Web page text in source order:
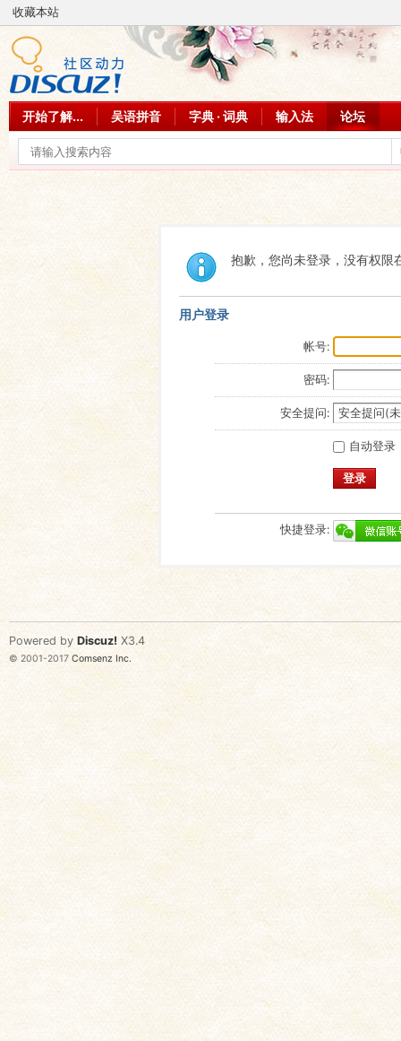
收藏本站
开始了解... 吴语拼音 字典 · 词典 输入法 论坛
抱歉，您尚未登录，没有权限
用户登录
帐号:
密码:
安全提问:
自动登录
登录
快捷登录:
Powered by Discuz! X3.4
© 2001-2017 Comsenz Inc.